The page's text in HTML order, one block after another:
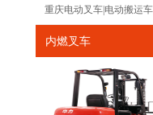
重庆电动叉车|电动搬运
内燃叉车